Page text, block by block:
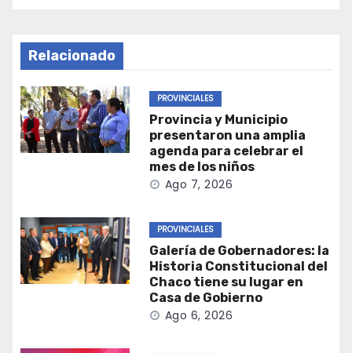
Relacionado
PROVINCIALES
Provincia y Municipio
presentaron una amplia
agenda para celebrar el
mes de los niños
Ago 7, 2026
PROVINCIALES
Galería de Gobernadores: la
Historia Constitucional del
Chaco tiene su lugar en
Casa de Gobierno
Ago 6, 2026